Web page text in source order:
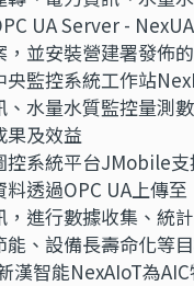
UA Server -
，並安裝營建署發佈
央監控系統工作站
、水量水質監控量測
果及效益
控系統平台JMobile
料透過OPC UA上傳
，進行數據收集、統
能、設備長壽命化等
漢智能NexAIoT為